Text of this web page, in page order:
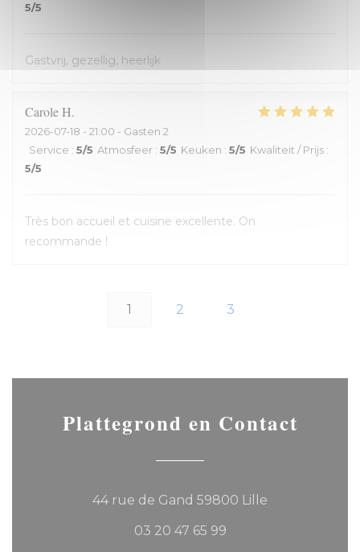
5/5
Gastvrij, gezellig, heerlijk
CaroleH
2026-07-18 - 21:00 - Gasten 2
Service : 5/5 Atmosfeer : 5/5 Keuken : 5/5 Kwaliteit / Prijs :
5/5
Très bon accueil et cuisine excellente. On
recommande !
1 2 3
Plattegrond en Contact
44 rue de Gand 59800 Lille
03 20 47 65 99